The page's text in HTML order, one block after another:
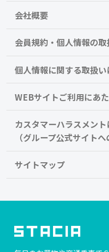
会社概要
会員規約・個人情報の取
個人情報に関する取扱い
WEBサイトご利用にあ
カスタマーハラスメン
（グループ公式サイトへ
サイトマップ